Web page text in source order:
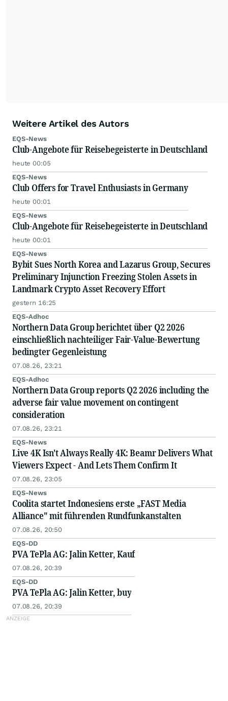
Weitere Artikel des Autors
EQS-News
Club-Angebote für Reisebegeisterte in Deutschland
heute 00:05
EQS-News
Club Offers for Travel Enthusiasts in Germany
heute 00:01
EQS-News
Club-Angebote für Reisebegeisterte in Deutschland
heute 00:01
EQS-News
Bybit Sues North Korea and Lazarus Group, Secures
Preliminary Injunction Freezing Stolen Assets in
Landmark Crypto Asset Recovery Effort
gestern 16:25
EQS-Adhoc
Northern Data Group berichtet über Q2 2026
einschließlich nachteiliger Fair-Value-Bewertung
bedingter Gegenleistung
07.08.26, 23:21
EQS-Adhoc
Northern Data Group reports Q2 2026 including the
adverse fair value movement on contingent
consideration
07.08.26, 23:21
EQS-News
Live 4K Isn't Always Really 4K: Beamr Delivers What
Viewers Expect - And Lets Them Confirm It
07.08.26, 23:05
EQS-News
Coolita startet Indonesiens erste „FAST Media
Alliance" mit führenden Rundfunkanstalten
07.08.26, 20:50
EQS-DD
PVA TePla AG: Jalin Ketter, Kauf
07.08.26, 20:39
EQS-DD
PVA TePla AG: Jalin Ketter, buy
07.08.26, 20:39